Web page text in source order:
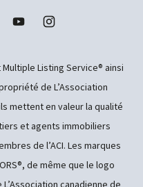
Listing Service® ainsi
de L’Association
mettent en valeur la qualité
et agents immobiliers
de l’ACI. Les marques
de même que le logo
canadienne de